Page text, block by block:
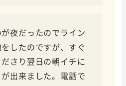
夜だったのでライン
したのですが、すぐ
さり翌日の朝イチに
出来ました。電話で